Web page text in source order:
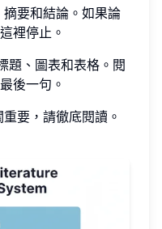
摘要和結論。如果論
裡停止。
題、圖表和表格。閱
後一句。
要，請徹底閱讀。